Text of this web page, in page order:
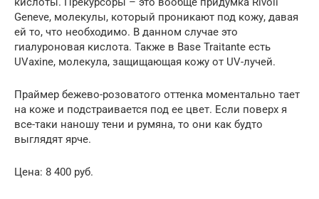
Geneve, молекулы, который проникают под кожу, давая
ей то, что необходимо. В данном случае это
гиалуроновая кислота. Также в Base Traitante есть
UVaxine, молекула, защищающая кожу от UV-лучей.
Праймер бежево-розоватого оттенка моментально тает
на коже и подстраивается под ее цвет. Если поверх я
все-таки наношу тени и румяна, то они как будто
выглядят ярче.
Цена: 8 400 руб.